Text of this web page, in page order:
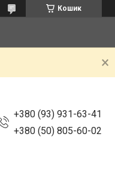
Кошик
+380 (93) 931-63-41
+380 (50) 805-60-02